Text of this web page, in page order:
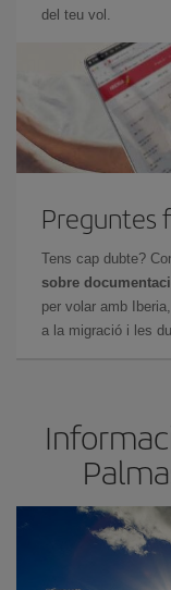
del teu vol.
Preguntes
Tens cap dubte?
sobre
per volar amb
a la migració i les